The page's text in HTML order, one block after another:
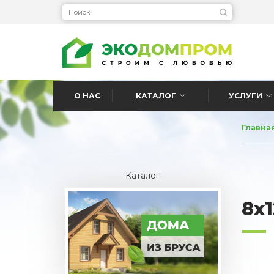
О НАС КАТАЛОГ УСЛУГИ
Каталог